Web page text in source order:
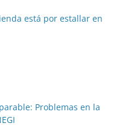
está por estallar en
Problemas en la